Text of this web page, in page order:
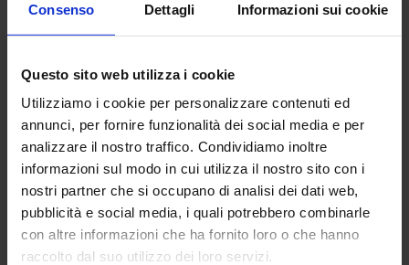
Consenso Dettagli Informazioni sui cookie
Questo sito web utilizza i cookie
Utilizziamo i cookie per personalizzare contenuti ed
annunci, per fornire funzionalità dei social media e per
analizzare il nostro traffico. Condividiamo inoltre
informazioni sul modo in cui utilizza il nostro sito con i
nostri partner che si occupano di analisi dei dati web,
pubblicità e social media, i quali potrebbero combinarle
con altre informazioni che ha fornito loro o che hanno
raccolto dal suo utilizzo dei loro servizi.
Doccia 08
Lavandino 22